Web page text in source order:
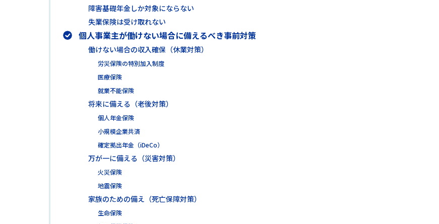
障害基礎年金しか対象にならない
失業保険は受け取れない
個人事業主が働けない場合に備えるべき事前対策
働けない場合の収入確保（休業対策）
労災保険の特別加入制度
医療保険
就業不能保険
将来に備える（老後対策）
個人年金保険
小規模企業共済
確定拠出年金（iDeCo）
万が一に備える（災害対策）
火災保険
地震保険
家族のための備え（死亡保障対策）
生命保険